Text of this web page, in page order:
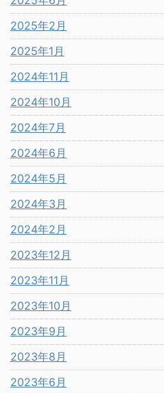
2025年2月
2025年1月
2024年11月
2024年10月
2024年7月
2024年6月
2024年5月
2024年3月
2024年2月
2023年12月
2023年11月
2023年10月
2023年9月
2023年8月
2023年6月